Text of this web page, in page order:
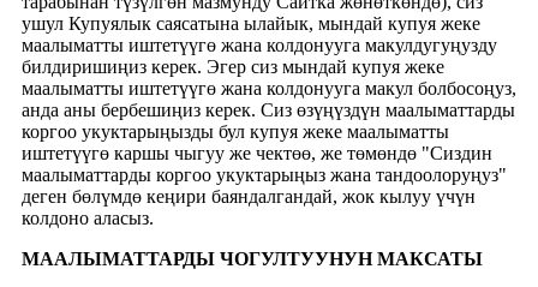
ушул Купуялык саясатына ылайык, мындай купуя жеке
маалыматты иштетүүгө жана колдонууга макулдугуңузду
билдиришиңиз керек. Эгер сиз мындай купуя жеке
маалыматты иштетүүгө жана колдонууга макул болбосоңуз,
анда аны бербешиңиз керек. Сиз өзүңүздүн маалыматтарды
коргоо укуктарыңызды бул купуя жеке маалыматты
иштетүүгө каршы чыгуу же чектөө, же төмөндө "Сиздин
маалыматтарды коргоо укуктарыңыз жана тандоолоруңуз"
деген бөлүмдө кеңири баяндалгандай, жок кылуу үчүн
колдоно аласыз.
МААЛЫМАТТАРДЫ ЧОГУЛТУУНУН МАКСАТЫ